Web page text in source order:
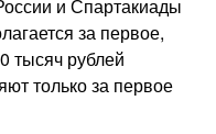
и Спартакиады
за первое,
тысяч рублей
только за первое